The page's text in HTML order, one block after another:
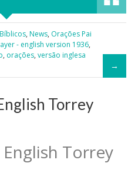
, News, Orações Pai
- english version 1936,
, orações, versão inglesa
Torrey
English Torrey